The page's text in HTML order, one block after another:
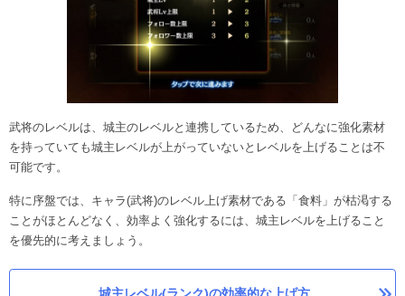
武将のレベルは、城主のレベルと連携しているため、どんなに強化素材
を持っていても城主レベルが上がっていないとレベルを上げることは不
可能です。
特に序盤では、キャラ(武将)のレベル上げ素材である「食料」が枯渇する
ことがほとんどなく、効率よく強化するには、城主レベルを上げること
を優先的に考えましょう。